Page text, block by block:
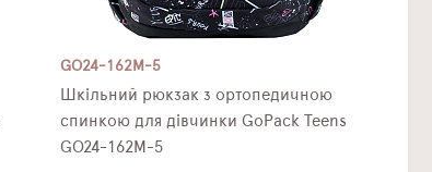
GO24-162M-5
Шкільний рюкзак з ортопедичною
спинкою для дівчинки GoPack Teens
GO24-162M-5